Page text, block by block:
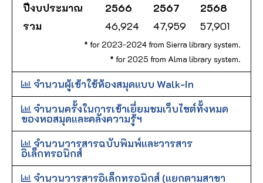
ปีงบประมาณ 2566 2567
2568
รวม
46,924 47,959 57,901
* for 2023-2024 from Sierra library system.
* for 2025 from Alma library system.
จำนวนผู้เข้าใช้ห้องสมุดแบบ Walk-in
จำนวนครั้งในการเข้าเยี่ยมชมเว็บไซต์ทั้งหมด
ของหอสมุดและคลังความรู้ฯ
จำนวนวารสารฉบับพิมพ์และวารสาร
อิเล็กทรอนิกส์
จำนวนวารสารอิเล็กทรอนิกส์ (แยกตามสาขา